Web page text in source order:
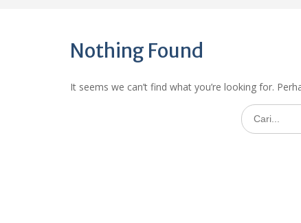
Nothing Found
It seems we can’t find what you’re looking for.
Search
for: